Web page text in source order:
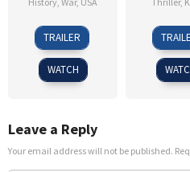
18
Jan
2018
Nicolai
Fuglsig
TRAILER
WATCH
Leave a Reply
Your email address will not be published.